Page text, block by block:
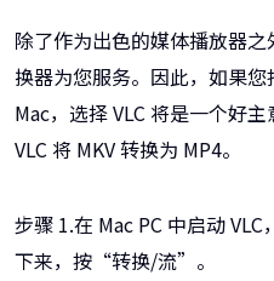
除了作为出色的媒体播放器
换器为您服务。因此，如果您
Mac，选择 VLC 将是一个好
VLC 将 MKV 转换为 MP4。
步骤 1.在 Mac PC 中启动
下来，按“转换/流”。